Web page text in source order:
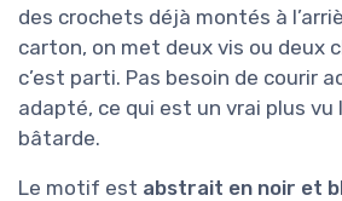
des crochets déjà montés à
carton, on met deux vis ou deux
c’est parti. Pas besoin de courir
adapté, ce qui est un vrai plus vu
bâtarde.
Le motif est abstrait en noir et